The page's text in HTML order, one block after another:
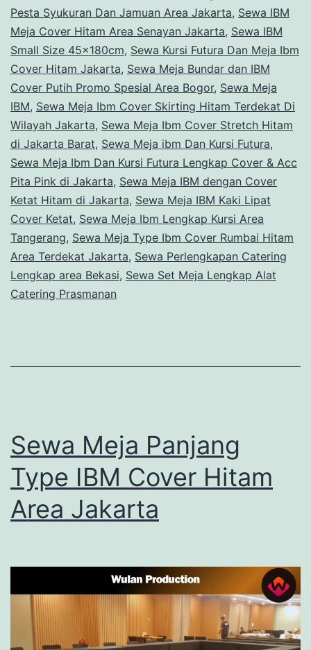
Pesta Syukuran Dan Jamuan Area Jakarta, Sewa IBM
Meja Cover Hitam Area Senayan Jakarta, Sewa IBM
Small Size 45x180cm, Sewa Kursi Futura Dan Meja Ibm
Cover Hitam Jakarta, Sewa Meja Bundar dan IBM
Cover Putih Promo Spesial Area Bogor, Sewa Meja
IBM, Sewa Meja Ibm Cover Skirting Hitam Terdekat Di
Wilayah Jakarta, Sewa Meja Ibm Cover Stretch Hitam
di Jakarta Barat, Sewa Meja ibm Dan Kursi Futura,
Sewa Meja Ibm Dan Kursi Futura Lengkap Cover & Acc
Pita Pink di Jakarta, Sewa Meja IBM dengan Cover
Ketat Hitam di Jakarta, Sewa Meja IBM Kaki Lipat
Cover Ketat, Sewa Meja Ibm Lengkap Kursi Area
Tangerang, Sewa Meja Type Ibm Cover Rumbai Hitam
Area Terdekat Jakarta, Sewa Perlengkapan Catering
Lengkap area Bekasi, Sewa Set Meja Lengkap Alat
Catering Prasmanan
Sewa Meja Panjang
Type IBM Cover Hitam
Area Jakarta